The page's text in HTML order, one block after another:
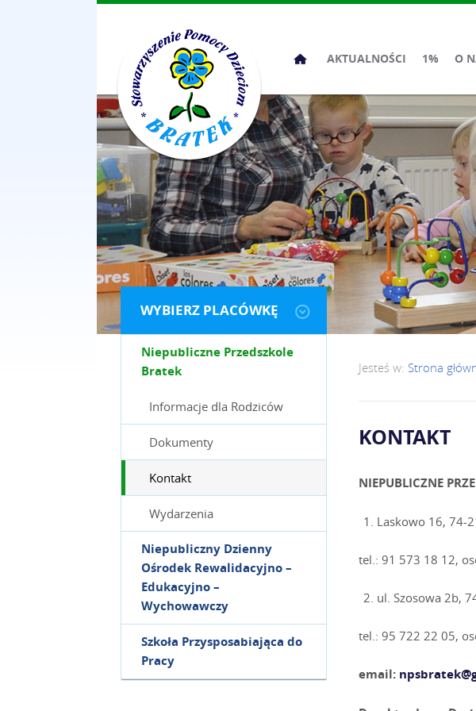
Przeskocz
treści
AKTUALNOŚCI 1% O
WYBIERZ PLACÓWKĘ
Niepubliczne Przedszkole
Bratek
Informacje dla Rodziców
Dokumenty
Kontakt
Wydarzenia
Niepubliczny Dzienny
Ośrodek Rewalidacyjno –
Edukacyjno –
Wychowawczy
Szkoła Przysposabiająca do
Pracy
Jesteś w: Strona
KONTAKT
NIEPUBLICZNE
Laskowo 16, 74-
tel.: 91 573 18 12,
ul. Szosowa 2b,
tel.: 95 722 22 05,
email: